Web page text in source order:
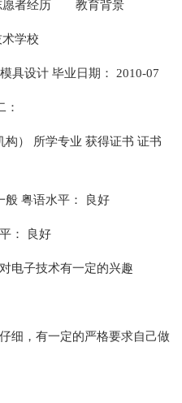
愿者经历 教育背景
学校
具设计 毕业日期： 2010-07
构） 所学专业 获得证书 证书
般 粤语水平： 良好
： 良好
电子技术有一定的兴趣
细，有一定的严格要求自己做